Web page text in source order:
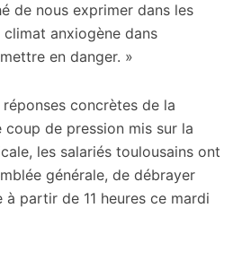
de nous exprimer dans les
anxiogène dans
en danger. »
réponses concrètes de la
de pression mis sur la
les salariés toulousains ont
générale, de débrayer
à partir de 11 heures ce mardi